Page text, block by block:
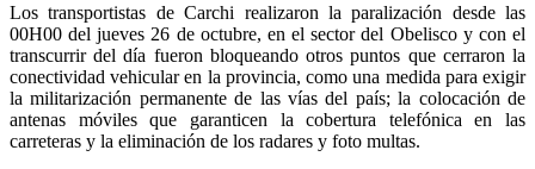
Los transportistas de Carchi realizaron la paralización desde las
00H00 del jueves 26 de octubre, en el sector del Obelisco y con el
transcurrir del día fueron bloqueando otros puntos que cerraron la
conectividad vehicular en la provincia, como una medida para exigir
la militarización permanente de las vías del país; la colocación de
antenas móviles que garanticen la cobertura telefónica en las
carreteras y la eliminación de los radares y foto multas.